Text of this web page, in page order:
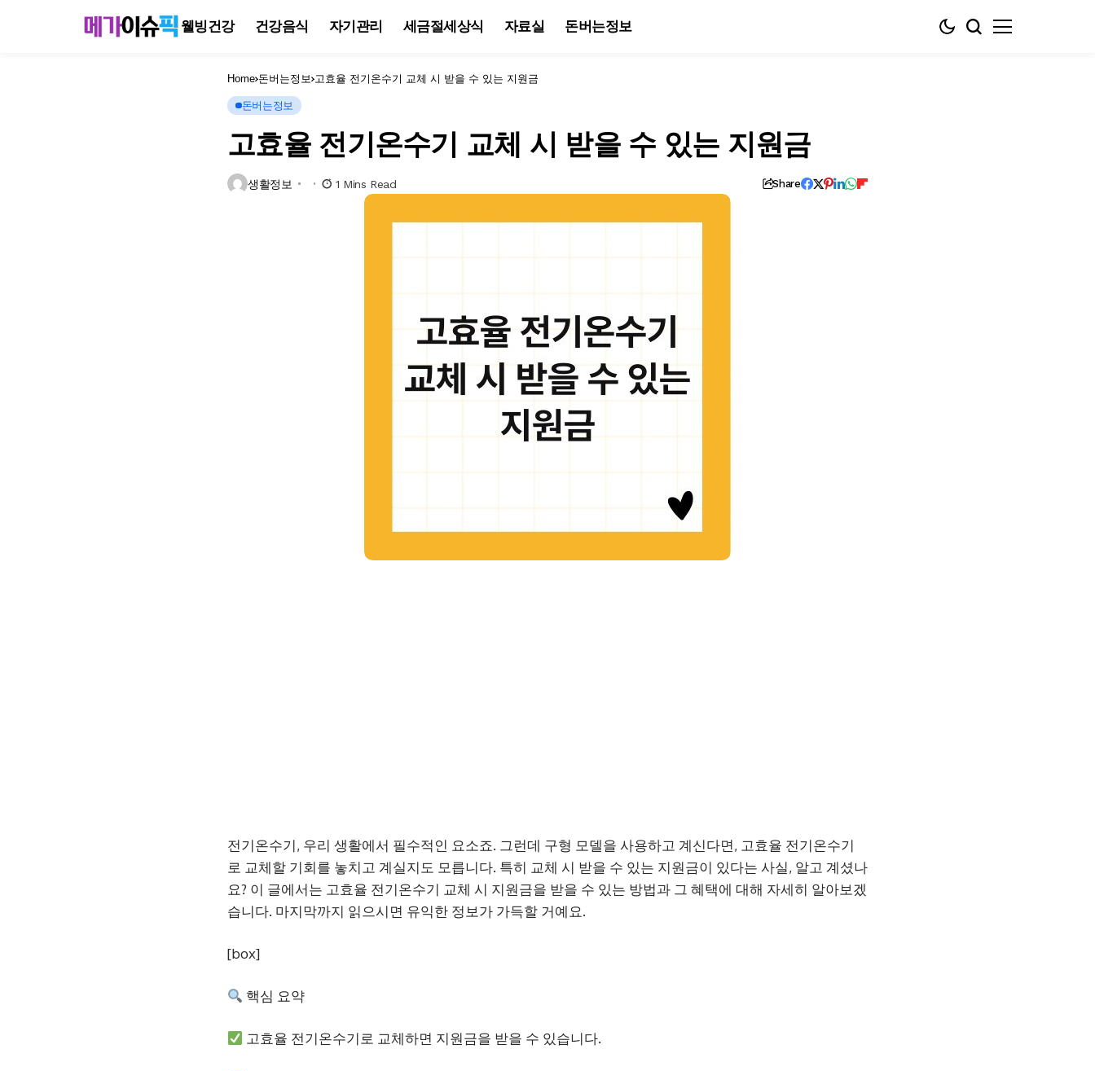
웰빙건강 건강음식 자기관리 세금절세상식 자료실 돈버는정보
Home 돈버는정보 고효율 전기온수기 교체 시 받을 수 있는 지원금
돈버는정보
고효율 전기온수기 교체 시 받을 수 있는 지원금
생활정보 1 Mins Read Share
전기온수기, 우리 생활에서 필수적인 요소죠. 그런데 구형 모델을 사용하고 계신다면, 고효율 전기온수기
로 교체할 기회를 놓치고 계실지도 모릅니다. 특히 교체 시 받을 수 있는 지원금이 있다는 사실, 알고 계셨나
요? 이 글에서는 고효율 전기온수기 교체 시 지원금을 받을 수 있는 방법과 그 혜택에 대해 자세히 알아보겠
습니다. 마지막까지 읽으시면 유익한 정보가 가득할 거예요.
[box]
핵심 요약
고효율 전기온수기로 교체하면 지원금을 받을 수 있습니다.